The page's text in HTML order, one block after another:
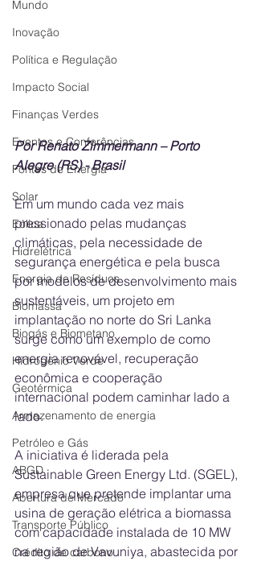
Mundo
Inovação
Política e Regulação
Impacto Social
Finanças Verdes
Eventos e Conferências
Fontes de Energia
Solar
Eólica
Hidrelétrica
Energia de Resíduos
Biomassa
Biogás e Biometano
Hidrogênio Verde
Geotérmica
Armazenamento de energia
Petróleo e Gás
ABGD
Abertura de Mercado
Transporte Público
Crédito de carbono
Por Renato Zimmermann – Porto
Alegre (RS) - Brasil
Em um mundo cada vez mais
pressionado pelas mudanças
climáticas, pela necessidade de
segurança energética e pela busca
por modelos de desenvolvimento mais
sustentáveis, um projeto em
implantação no norte do Sri Lanka
surge como um exemplo de como
energia renovável, recuperação
econômica e cooperação
internacional podem caminhar lado a
lado.
A iniciativa é liderada pela
Sustainable Green Energy Ltd. (SGEL),
empresa que pretende implantar uma
usina de geração elétrica a biomassa
com capacidade instalada de 10 MW
na região de Vavuniya, abastecida por